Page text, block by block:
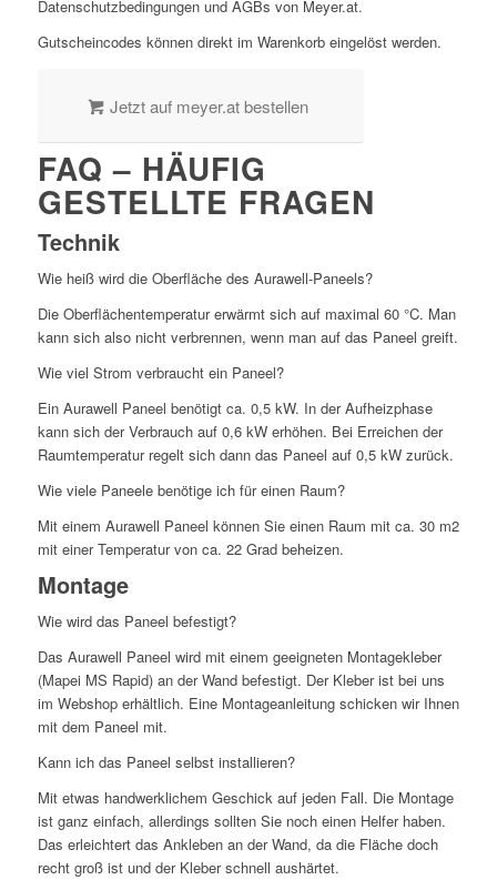
Datenschutzbedingungen und AGBs von Meyer.at.
Gutscheincodes können direkt im Warenkorb eingelöst werden.
Jetzt auf meyer.at bestellen
FAQ – HÄUFIG
GESTELLTE FRAGEN
Technik
Wie heiß wird die Oberfläche des Aurawell-Paneels?
Die Oberflächentemperatur erwärmt sich auf maximal 60 °C. Man
kann sich also nicht verbrennen, wenn man auf das Paneel greift.
Wie viel Strom verbraucht ein Paneel?
Ein Aurawell Paneel benötigt ca. 0,5 kW. In der Aufheizphase
kann sich der Verbrauch auf 0,6 kW erhöhen. Bei Erreichen der
Raumtemperatur regelt sich dann das Paneel auf 0,5 kW zurück.
Wie viele Paneele benötige ich für einen Raum?
Mit einem Aurawell Paneel können Sie einen Raum mit ca. 30 m2
mit einer Temperatur von ca. 22 Grad beheizen.
Montage
Wie wird das Paneel befestigt?
Das Aurawell Paneel wird mit einem geeigneten Montagekleber
(Mapei MS Rapid) an der Wand befestigt. Der Kleber ist bei uns
im Webshop erhältlich. Eine Montageanleitung schicken wir Ihnen
mit dem Paneel mit.
Kann ich das Paneel selbst installieren?
Mit etwas handwerklichem Geschick auf jeden Fall. Die Montage
ist ganz einfach, allerdings sollten Sie noch einen Helfer haben.
Das erleichtert das Ankleben an der Wand, da die Fläche doch
recht groß ist und der Kleber schnell aushärtet.